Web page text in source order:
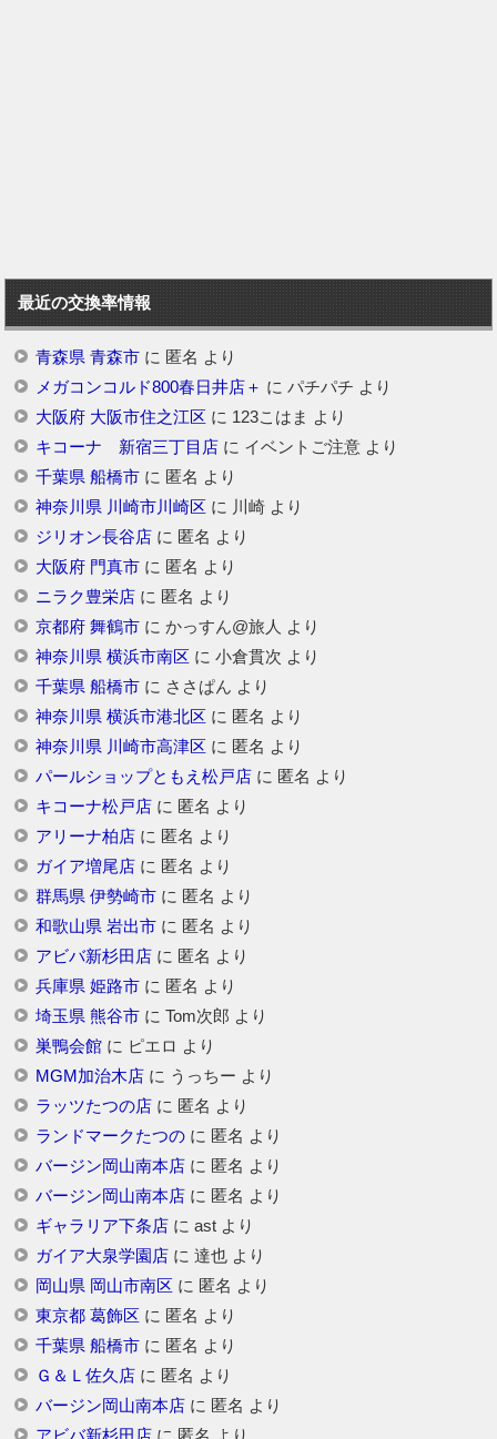
最近の交換率情報
青森県 青森市に 匿名 より
メガコンコルド800春日井店＋ に パチパチ より
大阪府 大阪市住之江区 に 123こはま より
キコーナ 新宿三丁目店に イベントご注意より
千葉県 船橋市に 匿名 より
神奈川県 川崎市川崎区 に 川崎より
ジリオン長谷店に 匿名 より
大阪府 門真市に 匿名 より
ニラク豊栄店に 匿名 より
京都府 舞鶴市に かっすん@旅人 より
神奈川県 横浜市南区 に 小倉貫次 より
千葉県 船橋市に ささぱん より
神奈川県 横浜市港北区 に 匿名 より
神奈川県 川崎市高津区 に 匿名 より
パールショップともえ松戸店に 匿名 より
キコーナ松戸店に 匿名 より
アリーナ柏店に 匿名 より
ガイア増尾店に 匿名 より
群馬県 伊勢崎市に 匿名 より
和歌山県 岩出市に 匿名 より
アビバ新杉田店に 匿名 より
兵庫県 姫路市に 匿名 より
埼玉県 熊谷市に Tom次郎 より
巣鴨会館に ピエロ より
MGM加治木店に うっちー より
ラッツたつの店に 匿名 より
ランドマークたつのに 匿名 より
バージン岡山南本店に 匿名 より
バージン岡山南本店に 匿名 より
ギャラリア下条店に astより
ガイア大泉学園店に 達也より
岡山県 岡山市南区 に 匿名 より
東京都 葛飾区 に 匿名 より
千葉県 船橋市に 匿名 より
Ｇ＆Ｌ佐久店に 匿名 より
バージン岡山南本店に 匿名 より